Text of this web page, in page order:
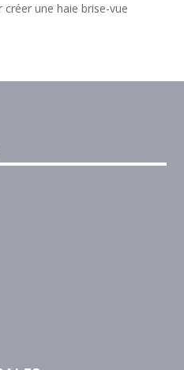
créer une haie brise-vue